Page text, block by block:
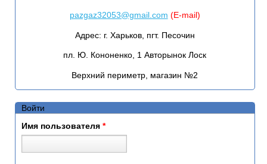
pazgaz32053@gmail.com (E-mail)
Адрес: г. Харьков, пгт. Песочин
пл. Ю. Кононенко, 1 Авторынок Лоск
Верхний периметр, магазин №2
Войти
Имя пользователя *